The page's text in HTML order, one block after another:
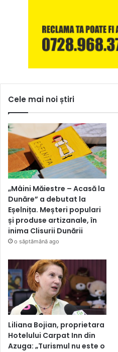
Cele mai noi știri
„Mâini Măiestre – Acasă la
Dunăre” a debutat la
Eșelnița. Meșteri populari
și produse artizanale, în
inima Clisurii Dunării
o săptămână ago
Liliana Bojian, proprietara
Hotelului Carpat Inn din
Azuga: „Turismul nu este o